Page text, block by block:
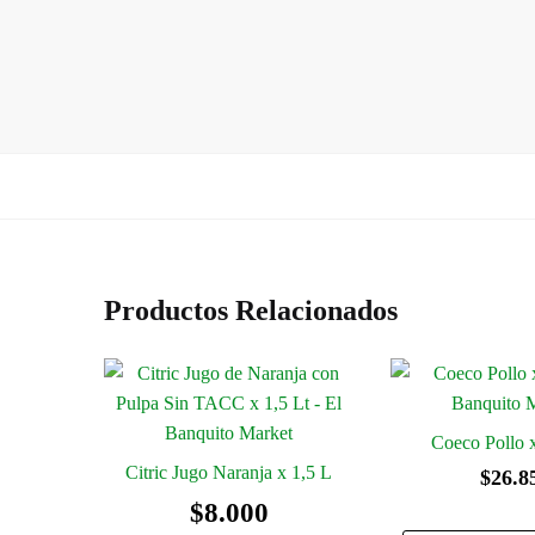
Productos Relacionados
Citric Jugo Naranja x 1,5 L
$8.000
Coeco Pollo
$